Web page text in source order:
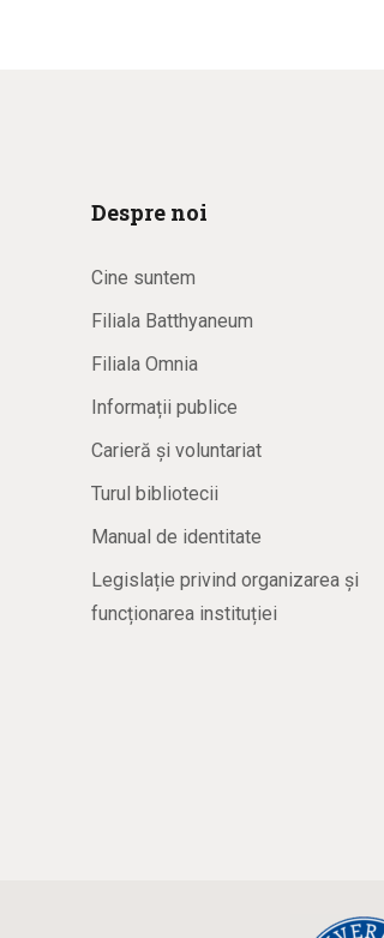
Despre noi
Cine suntem
Filiala Batthyaneum
Filiala Omnia
Informații publice
Carieră și voluntariat
Turul bibliotecii
Manual de identitate
Legislație privind organizarea și
funcționarea instituției